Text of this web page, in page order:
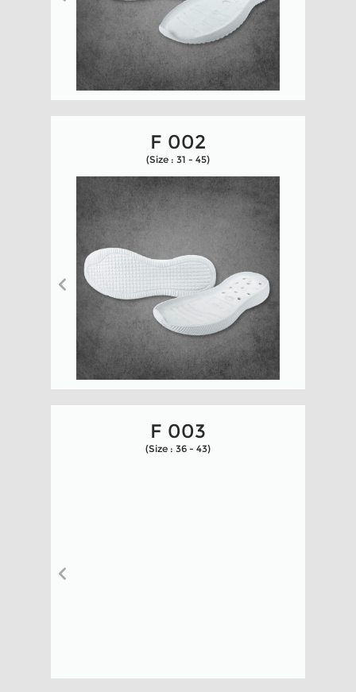
F 002
(Size : 31 - 45)
F 003
(Size : 36 - 43)